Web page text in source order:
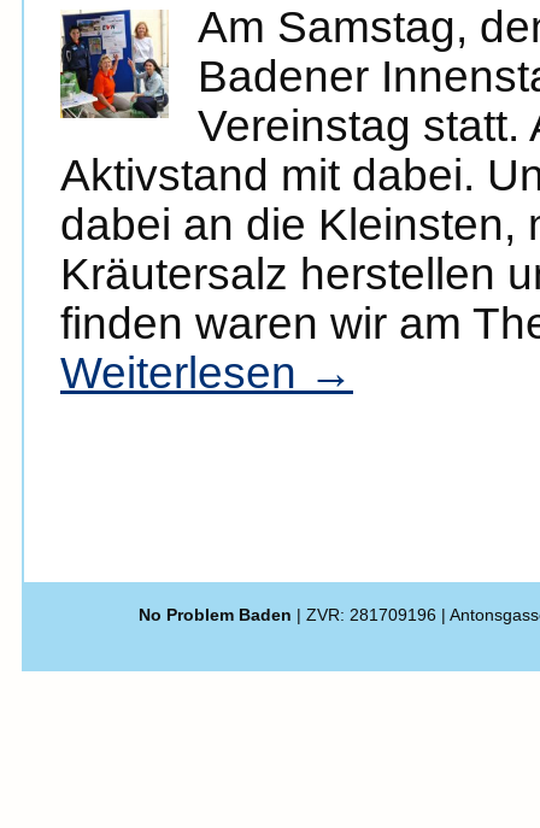
Am Samstag,
Badener
Vereinstag statt.
Aktivstand mit dabei.
dabei an die Kleinsten,
Kräutersalz herstellen
finden waren wir am
Weiterlesen →
No Problem Baden | ZVR: 281709196 |